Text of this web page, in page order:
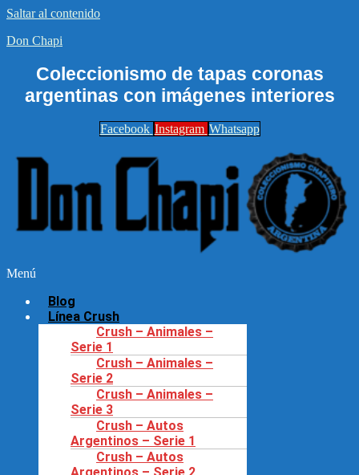
Saltar al contenido
Don Chapi
Coleccionismo de tapas coronas
argentinas con imágenes interiores
Facebook Instagram Whatsapp
Menú
Blog
Línea Crush
Crush – Animales –
Serie 1
Crush – Animales –
Serie 2
Crush – Animales –
Serie 3
Crush – Autos
Argentinos – Serie 1
Crush – Autos